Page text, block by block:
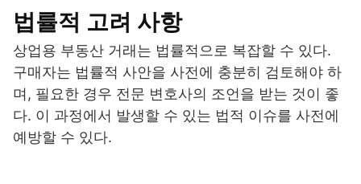
법률적 고려 사항
상업용 부동산 거래는 법률적으로 복잡할 수 있다.
구매자는 법률적 사안을 사전에 충분히 검토해야 하
며, 필요한 경우 전문 변호사의 조언을 받는 것이 좋
다. 이 과정에서 발생할 수 있는 법적 이슈를 사전에
예방할 수 있다.